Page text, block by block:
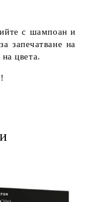
с шампоан и
запечатване на
цвета.